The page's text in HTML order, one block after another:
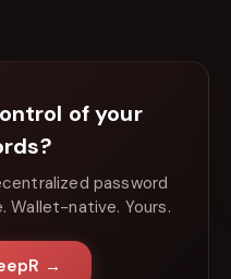
of your
password
Wallet-native. Yours.
→